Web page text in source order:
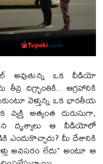
ఒక వీడియో
దిగ్భ్రాంతికి.. ఆగ్రహానికి
వెళ్తున్న ఒక భారతీయ
వ్యక్తి అత్యంత దురుసుగా,
దృశ్యాలు ఆ వీడియోలో
ఎందుకొచ్చారు? మీ దేశానికి
అవసరం లేదు" అంటూ ఆ